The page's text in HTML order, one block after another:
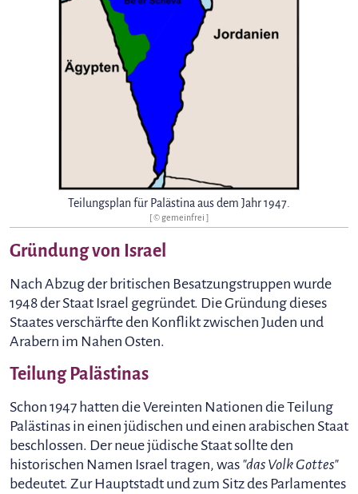
Teilungsplan für Palästina aus dem Jahr 1947.
[ © gemeinfrei ]
Gründung von Israel
Nach Abzug der britischen Besatzungstruppen wurde
1948 der Staat Israel gegründet. Die Gründung dieses
Staates verschärfte den Konflikt zwischen Juden und
Arabern im Nahen Osten.
Teilung Palästinas
Schon 1947 hatten die Vereinten Nationen die Teilung
Palästinas in einen jüdischen und einen arabischen Staat
beschlossen. Der neue jüdische Staat sollte den
historischen Namen Israel tragen, was "das Volk Gottes"
bedeutet. Zur Hauptstadt und zum Sitz des Parlamentes